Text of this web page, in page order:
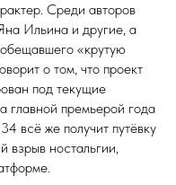
Среди авторов
Ильина и другие, а
«крутую
о том, что проект
под текущие
главной премьерой года
всё же получит путёвку
взрыв ностальгии,